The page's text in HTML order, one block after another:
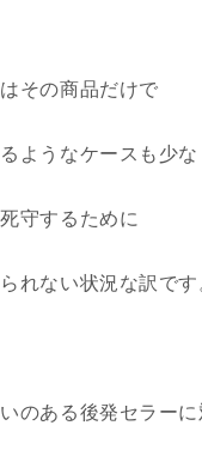
その商品だけで
ようなケースも少
守するために
れない状況な訳です
のある後発セラーに